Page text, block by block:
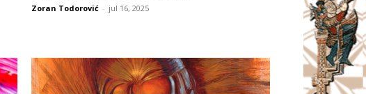
Zoran Todorović - jul 16, 2025